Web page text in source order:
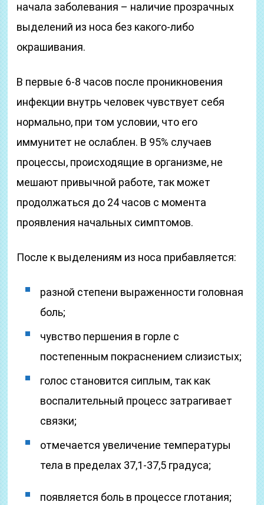
начала заболевания – наличие прозрачных
выделений из носа без какого-либо
окрашивания.
В первые 6-8 часов после проникновения
инфекции внутрь человек чувствует себя
нормально, при том условии, что его
иммунитет не ослаблен. В 95% случаев
процессы, происходящие в организме, не
мешают привычной работе, так может
продолжаться до 24 часов с момента
проявления начальных симптомов.
После к выделениям из носа прибавляется:
разной степени выраженности головная
боль;
чувство першения в горле с
постепенным покраснением слизистых;
голос становится сиплым, так как
воспалительный процесс затрагивает
связки;
отмечается увеличение температуры
тела в пределах 37,1-37,5 градуса;
появляется боль в процессе глотания;